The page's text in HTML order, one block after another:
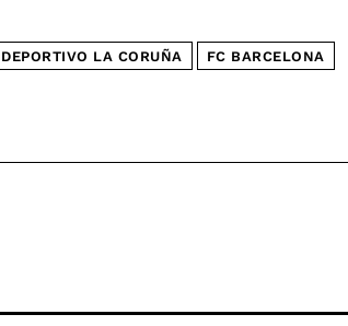
DEPORTIVO LA CORUÑA FC BARCELONA